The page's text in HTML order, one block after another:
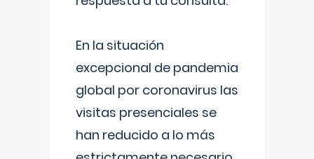
En la situación
excepcional de pandemia
global por coronavirus las
visitas presenciales se
han reducido a lo más